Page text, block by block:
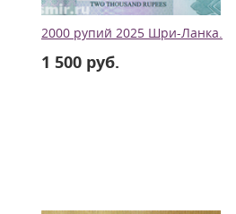
2000 рупий 2025 Шри-Ланка.
1 500 руб.